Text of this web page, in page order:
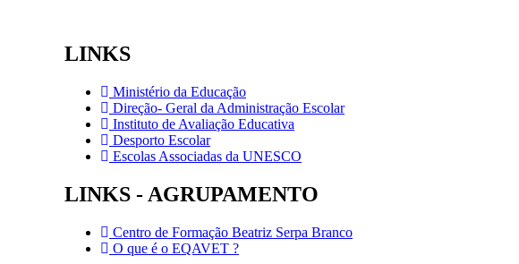
LINKS
Ministério da Educação
Direção- Geral da Administração Escolar
Instituto de Avaliação Educativa
Desporto Escolar
Escolas Associadas da UNESCO
LINKS - AGRUPAMENTO
Centro de Formação Beatriz Serpa Branco
O que é o EQAVET ?